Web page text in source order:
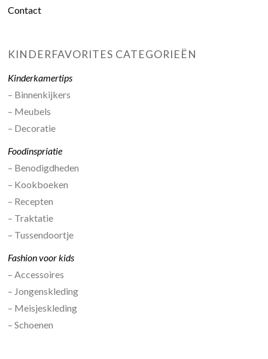
Contact
KINDERFAVORITES CATEGORIEËN
Kinderkamertips
– Binnenkijkers
– Meubels
– Decoratie
Foodinspriatie
– Benodigdheden
– Kookboeken
– Recepten
– Traktatie
– Tussendoortje
Fashion voor kids
– Accessoires
– Jongenskleding
– Meisjeskleding
– Schoenen